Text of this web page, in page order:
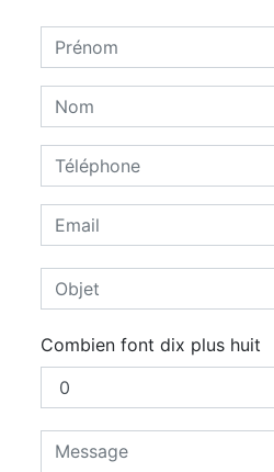
Combien font dix plus huit